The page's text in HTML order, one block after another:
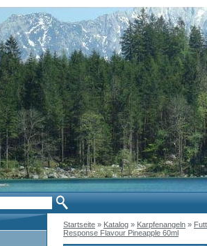
Startseite » Katalog » Karpfenangeln »
Response Flavour Pineapple 60ml